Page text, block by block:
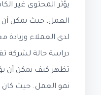
يؤثر المحتوى غير
العمل، حيث يمكن أن
لدى العملاء وزيادة
دراسة حالة لشركة
تظهر كيف يمكن أن
نمو العمل. حيث